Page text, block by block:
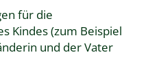
für die
Kindes(zum Beispiel
und der Vater